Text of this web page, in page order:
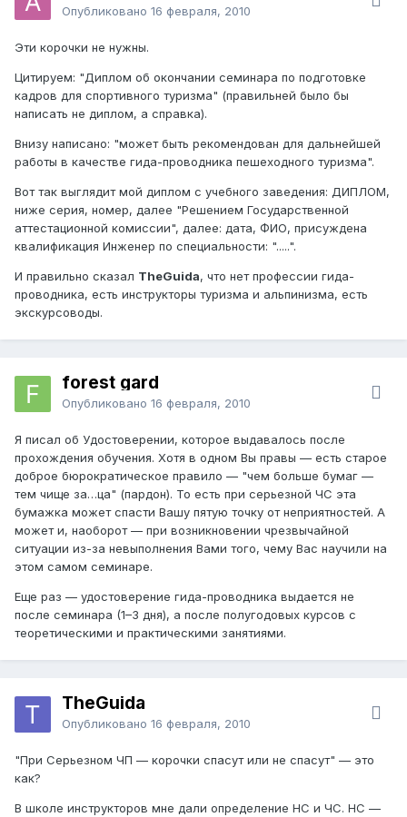
Опубликовано 16 февраля, 2010
Эти корочки не нужны.
Цитируем: "Диплом об окончании семинара по подготовке
кадров для спортивного туризма" (правильней было бы
написать не диплом, а справка).
Внизу написано: "может быть рекомендован для дальнейшей
работы в качестве гида-проводника пешеходного туризма".
Вот так выглядит мой диплом с учебного заведения: ДИПЛОМ,
ниже серия, номер, далее "Решением Государственной
аттестационной комиссии", далее: дата, ФИО, присуждена
квалификация Инженер по специальности: ".....".
И правильно сказал TheGuida, что нет профессии гида-
проводника, есть инструкторы туризма и альпинизма, есть
экскурсоводы.
forest gard
Опубликовано 16 февраля, 2010
Я писал об Удостоверении, которое выдавалось после
прохождения обучения. Хотя в одном Вы правы — есть старое
доброе бюрократическое правило — "чем больше бумаг —
тем чище за…ца" (пардон). То есть при серьезной ЧС эта
бумажка может спасти Вашу пятую точку от неприятностей. А
может и, наоборот — при возникновении чрезвычайной
ситуации из-за невыполнения Вами того, чему Вас научили на
этом самом семинаре.
Еще раз — удостоверение гида-проводника выдается не
после семинара (1–3 дня), а после полугодовых курсов с
теоретическими и практическими занятиями.
TheGuida
Опубликовано 16 февраля, 2010
"При Серьезном ЧП — корочки спасут или не спасут" — это
как?
В школе инструкторов мне дали определение НС и ЧС. НС —